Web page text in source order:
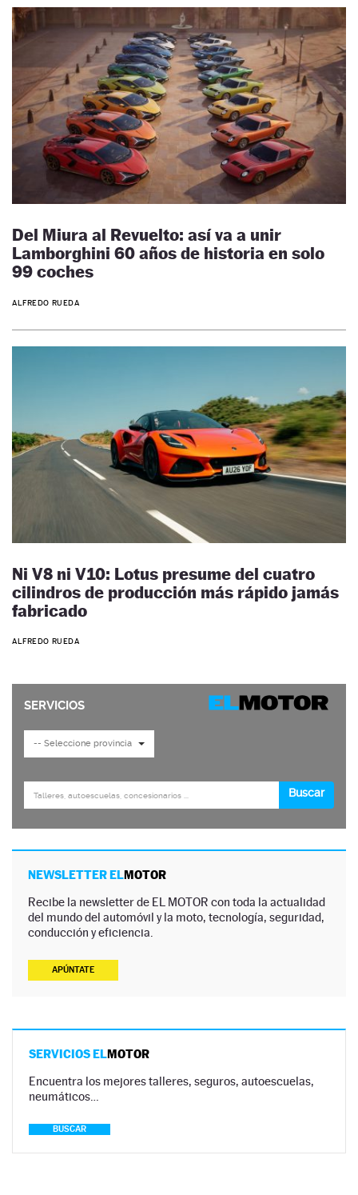
Del Miura al Revuelto: así va a unir
Lamborghini 60 años de historia en solo
99 coches
ALFREDO RUEDA
Ni V8 ni V10: Lotus presume del cuatro
cilindros de producción más rápido jamás
fabricado
ALFREDO RUEDA
NEWSLETTER ELMOTOR
Recibe la newsletter de EL MOTOR con toda la actualidad
del mundo del automóvil y la moto, tecnología, seguridad,
conducción y eficiencia.
APÚNTATE
SERVICIOS ELMOTOR
Encuentra los mejores talleres, seguros, autoescuelas,
neumáticos…
BUSCAR